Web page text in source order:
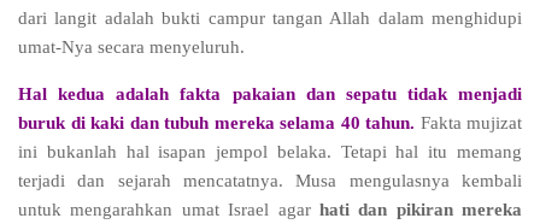
dari langit adalah bukti campur tangan Allah dalam menghidupi
umat-Nya secara menyeluruh.
Hal kedua adalah fakta pakaian dan sepatu tidak menjadi
buruk di kaki dan tubuh mereka selama 40 tahun. Fakta mujizat
ini bukanlah hal isapan jempol belaka. Tetapi hal itu memang
terjadi dan sejarah mencatatnya. Musa mengulasnya kembali
untuk mengarahkan umat Israel agar hati dan pikiran mereka